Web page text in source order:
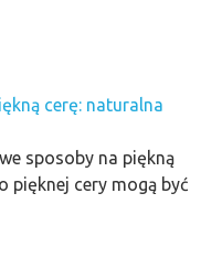
cerę: naturalna
sposoby na piękną
pięknej cery mogą być